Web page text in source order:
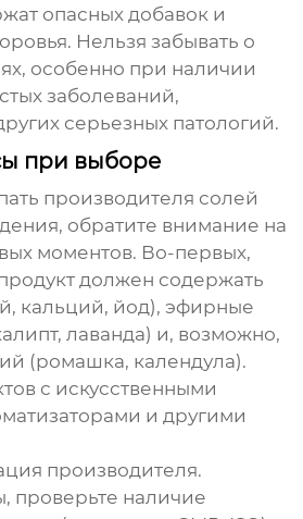
опасных добавок и
Нельзя забывать о
особенно при наличии
заболеваний,
серьезных патологий.
при выборе
производителя солей
, обратите внимание на
моментов. Во-первых,
должен содержать
кальций, йод), эфирные
лаванда) и, возможно,
(ромашка, календула).
с искусственными
и другими
производителя.
проверьте наличие